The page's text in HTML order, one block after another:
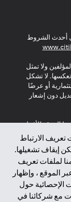
الارتباط
إيقاف تشغيلها.
لملفات تعريف
الموقع ، وإظهار
الإحصائية حول
مع شركائنا في
أحدث الشروط
(opens in a new tab)
ولا تمثل
لا تشكل
أو عرضًا
دون إشعار
الموقع للأفراد
الأوروبية أو
مارينو أو
خصوصية البيانات
الشخصية
الموجود في هذه
دعوة أو دعوة
هنا لمثل هؤلاء